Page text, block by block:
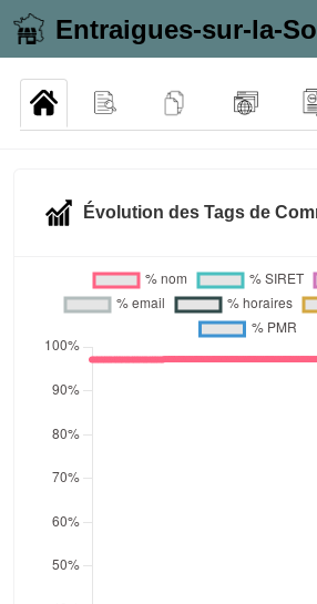
Entraigues-sur-la-
Évolution des Tags de